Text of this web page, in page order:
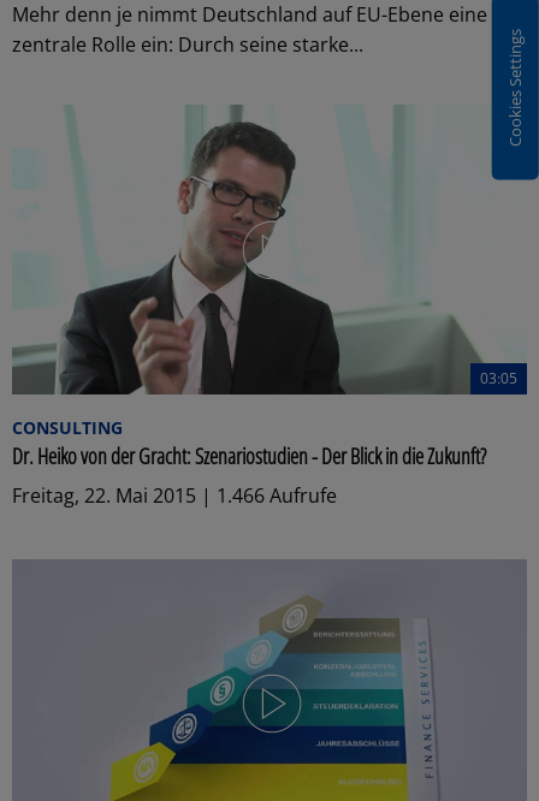
Mehr denn je nimmt Deutschland auf EU-Ebene eine
zentrale Rolle ein: Durch seine starke...
03:05
CONSULTING
Dr. Heiko von der Gracht: Szenariostudien - Der Blick in die Zukunft?
Freitag, 22. Mai 2015 | 1.466 Aufrufe
Cookies Settings